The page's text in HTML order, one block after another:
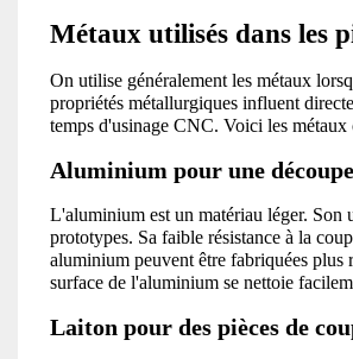
Métaux utilisés dans les
On utilise généralement les métaux
propriétés métallurgiques influent
temps d'usinage CNC. Voici les
Aluminium pour une
L'aluminium est un matériau léger. Son
prototypes. Sa faible résistance à la
aluminium peuvent être fabriquées plus
surface de l'aluminium se nettoie
Laiton pour des pièces de